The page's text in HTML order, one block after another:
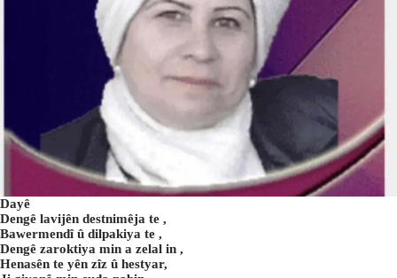
Dayê
Dengê lavijên destnimêja te ,
Bawermendî û dilpakiya te ,
Dengê zaroktiya min a zelal in ,
Henasên te yên zîz û hestyar,